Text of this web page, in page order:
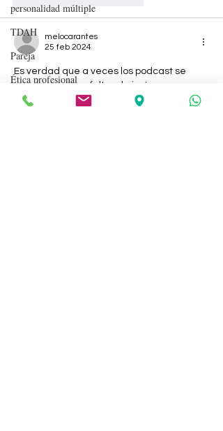
personalidad múltiple
TDAH
Pareja
Ética profesional
Inteligencia
melocarantes
25 feb 2024
Es verdad que a veces los podcast se
quedan un poco faltos de imágenes...
Reaccionar